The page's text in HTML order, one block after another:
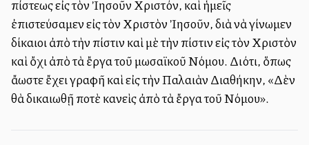
πίστεως εἰς τὸν Ἰησοῦν Χριστόν, καὶ ἡμεῖς
ἐπιστεύσαμεν εἰς τὸν Χριστὸν Ἰησοῦν, διὰ νὰ γίνωμεν
δίκαιοι ἀπὸ τὴν πίστιν καὶ μὲ τὴν πίστιν εἰς τὸν Χριστὸν
καὶ ὄχι ἀπὸ τὰ ἔργα τοῦ μωσαϊκοῦ Νόμου. Διότι, ὅπως
ἄλλωστε ἔχει γραφῆ καὶ εἰς τὴν Παλαιὰν Διαθήκην, «Δὲν
θὰ δικαιωθῇ ποτὲ κανεὶς ἀπὸ τὰ ἔργα τοῦ Νόμου».